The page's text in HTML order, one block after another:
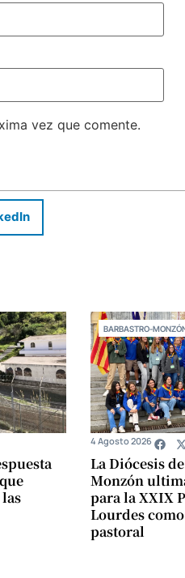
vez que comente.
BARBASTRO-
La Diócesis
Monzón
para la XXIX
Lourdes
pastoral
4 Agosto 2026